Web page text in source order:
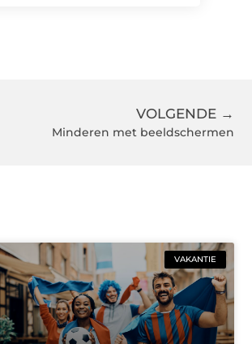
VOLGENDE →
Minderen met beeldschermen
VAKANTIE